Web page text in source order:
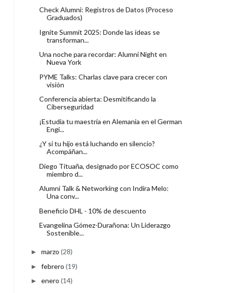
Check Alumni: Registros de Datos (Proceso
Graduados)
Ignite Summit 2025: Donde las ideas se
transforman...
Una noche para recordar: Alumni Night en
Nueva York
PYME Talks: Charlas clave para crecer con
visión
Conferencia abierta: Desmitificando la
Ciberseguridad
¡Estudia tu maestría en Alemania en el German
Engi...
¿Y si tu hijo está luchando en silencio?
Acompáñan...
Diego Tituaña, designado por ECOSOC como
miembro d...
Alumni Talk & Networking con Indira Melo:
Una conv...
Beneficio DHL - 10% de descuento
Evangelina Gómez-Durañona: Un Liderazgo
Sostenible...
► marzo (28)
► febrero (19)
► enero (14)